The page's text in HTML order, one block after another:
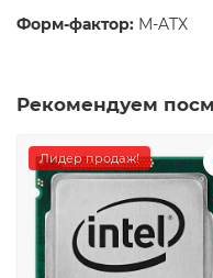
Форм-фактор: M-ATX
Рекомендуем
Лидер продаж!